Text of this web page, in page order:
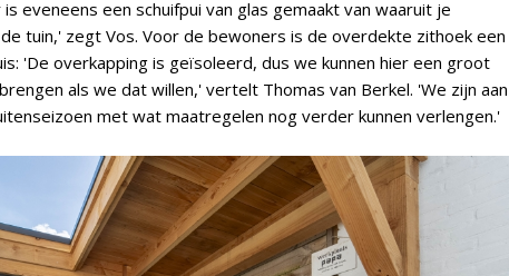
eveneens een schuifpui van glas gemaakt van waaruit je
tuin,' zegt Vos. Voor de bewoners is de overdekte zithoek een
'De overkapping is geïsoleerd, dus we kunnen hier een groot
als we dat willen,' vertelt Thomas van Berkel. 'We zijn aan
met wat maatregelen nog verder kunnen verlengen.'